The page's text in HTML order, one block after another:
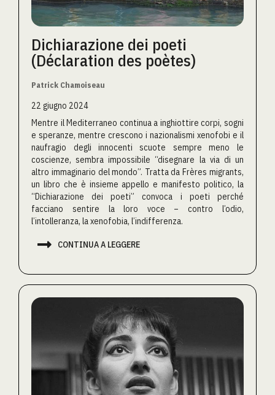
Dichiarazione dei poeti
(Déclaration des poètes)
Patrick Chamoiseau
22 giugno 2024
Mentre il Mediterraneo continua a inghiottire corpi, sogni
e speranze, mentre crescono i nazionalismi xenofobi e il
naufragio degli innocenti scuote sempre meno le
coscienze, sembra impossibile “disegnare la via di un
altro immaginario del mondo”. Tratta da Frères migrants,
un libro che è insieme appello e manifesto politico, la
“Dichiarazione dei poeti” convoca i poeti perché
facciano sentire la loro voce – contro l’odio,
l’intolleranza, la xenofobia, l’indifferenza.
 CONTINUA A LEGGERE